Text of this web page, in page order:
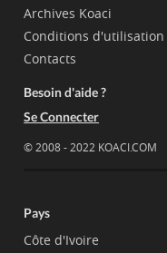
Archives Koaci
Conditions d'utilisation
Contacts
Besoin d'aide ?
Se Connecter
© 2008 - 2022 KOACI.COM
Pays
Côte d'Ivoire